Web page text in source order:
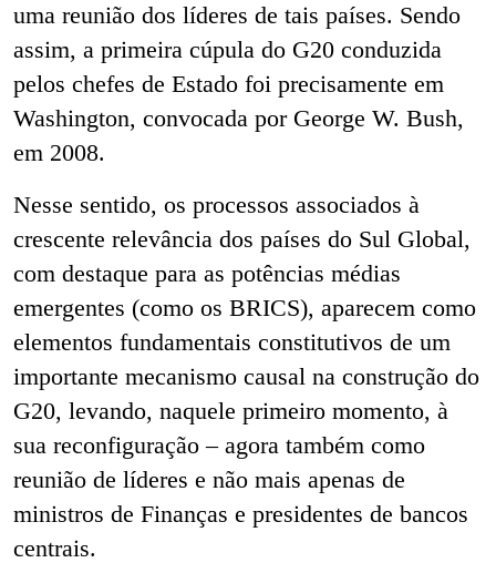
uma reunião dos líderes de tais países. Sendo
assim, a primeira cúpula do G20 conduzida
pelos chefes de Estado foi precisamente em
Washington, convocada por George W. Bush,
em 2008.
Nesse sentido, os processos associados à
crescente relevância dos países do Sul Global,
com destaque para as potências médias
emergentes (como os BRICS), aparecem como
elementos fundamentais constitutivos de um
importante mecanismo causal na construção do
G20, levando, naquele primeiro momento, à
sua reconfiguração – agora também como
reunião de líderes e não mais apenas de
ministros de Finanças e presidentes de bancos
centrais.